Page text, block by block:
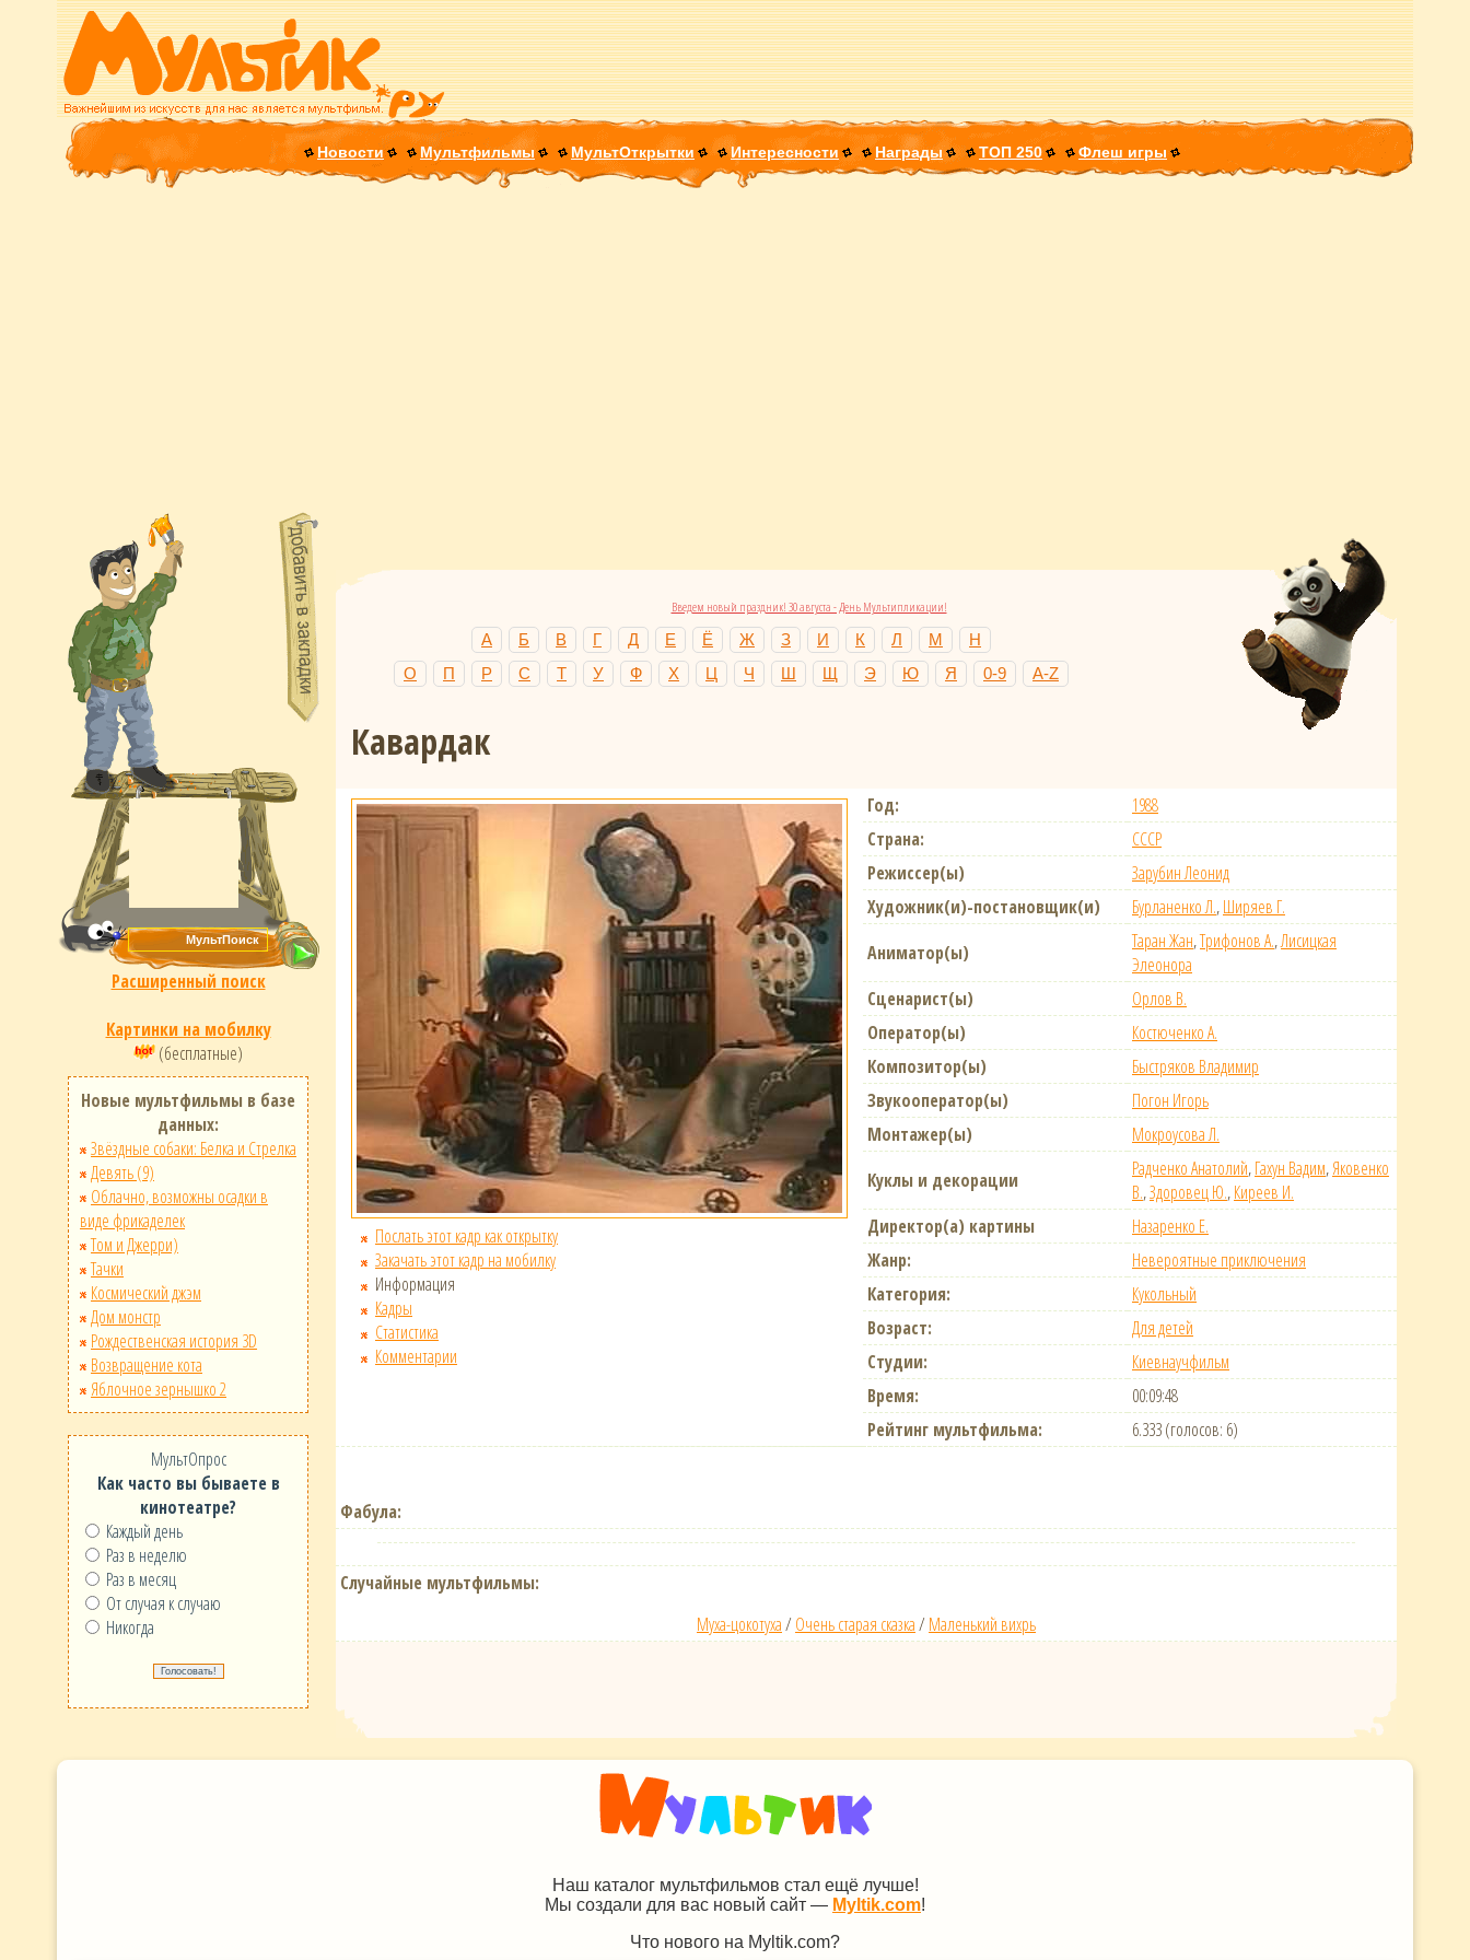
Новости Мультфильмы МультОткрытки Интересности Награды ТОП 250 Флеш игры
Расширенный поиск
Картинки на мобилку
(бесплатные)
Новые мультфильмы в базе
данных:
Звёздные собаки: Белка и Стрелка
Девять (9)
Облачно, возможны осадки в
виде фрикаделек
Том и Джерри)
Тачки
Космический джэм
Дом монстр
Рождественская история 3D
Возвращение кота
Яблочное зернышко 2
МультОпрос
Как часто вы бываете в
кинотеатре?
Каждый день
Раз в неделю
Раз в месяц
От случая к случаю
Никогда
Введем новый праздник! 30 августа - День Мультипликации!
А Б В Г Д Е Ё Ж З И К Л М
Н
О
П Р С Т У Ф Х Ц Ч Ш Щ Э Ю Я 0-9 A-Z
Кавардак
Послать этот кадр как открытку
Закачать этот кадр на мобилку
Информация
Кадры
Статистика
Комментарии
Год:
1988
Страна:
СССР
Режиссер(ы)
Зарубин Леонид
Художник(и)-постановщик(и)
Бурланенко Л.,Ширяев Г.
Аниматор(ы)
Таран Жан,Трифонов А.,Лисицкая
Элеонора
Сценарист(ы)
Орлов В.
Оператор(ы)
Костюченко А.
Композитор(ы)
Быстряков Владимир
Звукооператор(ы)
Погон Игорь
Монтажер(ы)
Мокроусова Л.
Куклы и декорации
Радченко Анатолий,Гахун Вадим,Яковенко
В.,Здоровец Ю.,Киреев И.
Директор(а) картины
Назаренко Е.
Жанр:
Невероятные приключения
Категория:
Кукольный
Возраст:
Для детей
Студии:
Киевнаучфильм
Время:
00:09:48
Рейтинг мультфильма:
6.333 (голосов: 6)
Фабула:
Случайные мультфильмы:
Муха-цокотуха/ Очень старая сказка/ Маленький вихрь
Наш каталог мультфильмов стал ещё лучше!
Мы создали для вас новый сайт — Myltik.com!
Что нового на Myltik.com?